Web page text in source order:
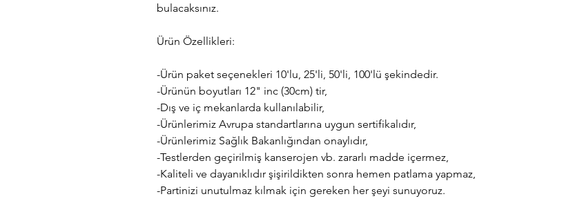
bulacaksınız.
Ürün Özellikleri:
-Ürün paket seçenekleri 10'lu, 25'li, 50'li, 100'lü şekindedir.
-Ürünün boyutları 12" inc (30cm) tir,
-Dış ve iç mekanlarda kullanılabilir,
-Ürünlerimiz Avrupa standartlarına uygun sertifikalıdır,
-Ürünlerimiz Sağlık Bakanlığından onaylıdır,
-Testlerden geçirilmiş kanserojen vb. zararlı madde içermez,
-Kaliteli ve dayanıklıdır şişirildikten sonra hemen patlama yapmaz,
-Partinizi unutulmaz kılmak için gereken her şeyi sunuyoruz.